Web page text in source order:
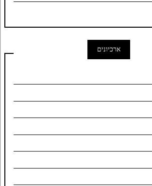
ארכיונים